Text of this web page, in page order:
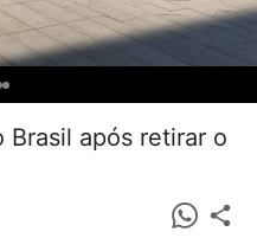
Brasil após retirar o